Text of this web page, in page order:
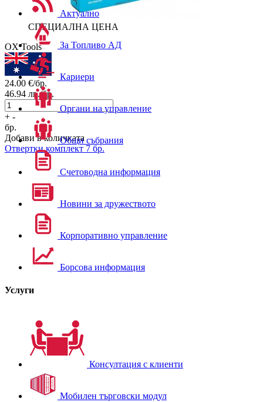
СПЕЦИАЛНА ЦЕНА
OX Tools
24.00 €/бр.
46.94 лв./бр.
+ -
бр.
Добави в количката
Отвертки комплект 7 бр.
Актуално
За Топливо АД
Кариери
Органи на управление
Общи събрания
Счетоводна информация
Новини за дружеството
Корпоративно управление
Борсова информация
Услуги
Консултация с клиенти
Мобилен търговски модул